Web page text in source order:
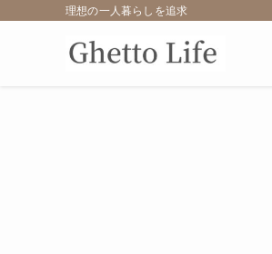
理想の一人暮らしを追求